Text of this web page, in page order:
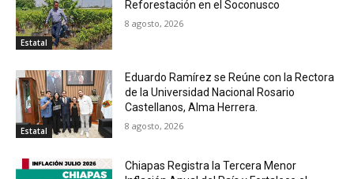
Estatal
Reforestación en el Soconusco
8 agosto, 2026
Estatal
Eduardo Ramírez se Reúne con la Rectora
de la Universidad Nacional Rosario
Castellanos, Alma Herrera.
8 agosto, 2026
Chiapas Registra la Tercera Menor